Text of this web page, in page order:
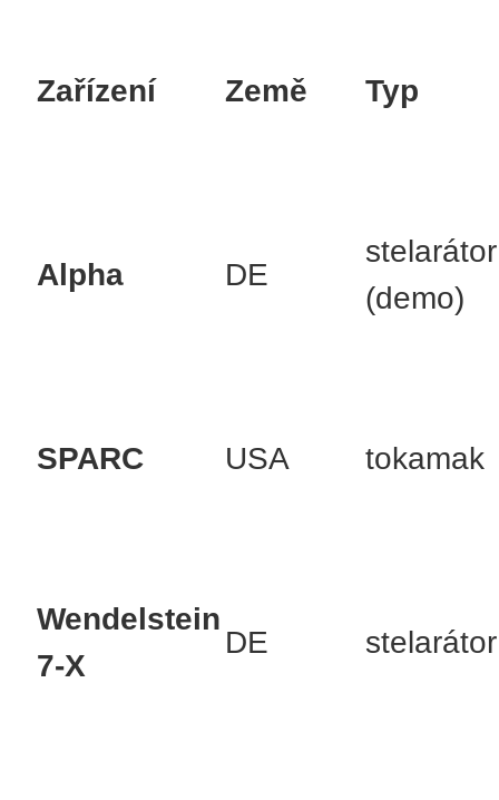
Zařízení Země Typ
Alpha DE
stelarátor
(demo)
SPARC USA tokamak
Wendelstein
7-X
DE stelarátor